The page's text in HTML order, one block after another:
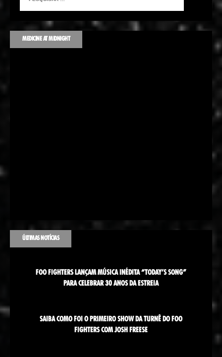
MEDICINE AT MIDNIGHT
ÚLTIMAS NOTÍCIAS
FOO FIGHTERS LANÇAM MÚSICA INÉDITA “TODAY’S SONG”
PARA CELEBRAR 30 ANOS DA ESTREIA
SAIBA COMO FOI O PRIMEIRO SHOW DA TURNÊ DO FOO
FIGHTERS COM JOSH FREESE